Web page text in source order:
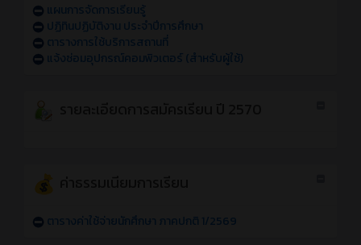
แผนการจัดการเรียนรู้
ปฏิทินปฏิบัติงาน ประจำปีการศึกษา
ตารางการใช้บริการสถานที่
แจ้งซ่อมอุปกรณ์คอมพิวเตอร์ (สำหรับผู้ใช้)
ตารางค่าใช้จ่ายนักศึกษา ภาคปกติ 1/2569